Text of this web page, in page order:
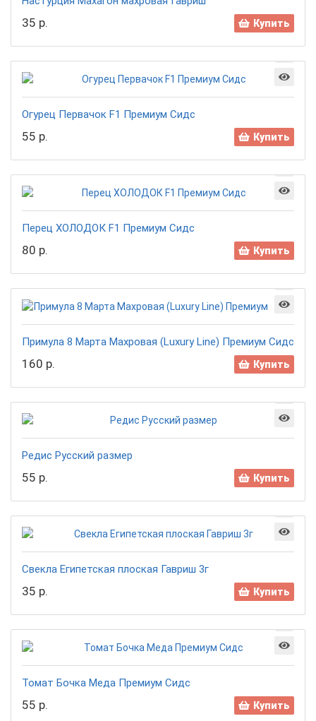
35 р. Купить
Огурец Первачок F1 Премиум Сидс
55 р. Купить
Перец ХОЛОДОК F1 Премиум Сидс
80 р. Купить
Примула 8 Марта Махровая (Luxury Line) Премиум Сидс
160 р. Купить
Редис Русский размер
55 р. Купить
Свекла Египетская плоская Гавриш 3г
35 р. Купить
Томат Бочка Меда Премиум Сидс
55 р. Купить